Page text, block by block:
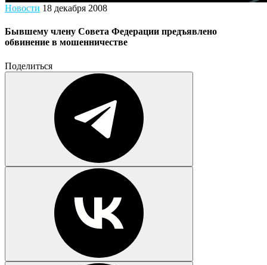
Новости 18 декабря 2008
Бывшему члену Совета Федерации предъявлено
обвинение в мошенничестве
Поделиться